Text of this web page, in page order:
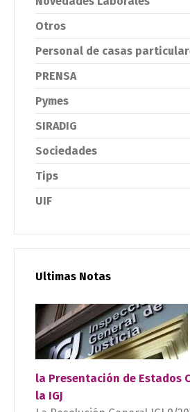
Otros
Personal de casas
PRENSA
Pymes
SIRADIG
Sociedades
Tips
UIF
Ultimas Notas
la Presentación de Estados
la IGJ